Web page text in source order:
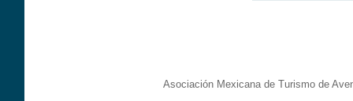
Asociación Mexicana de Turismo de